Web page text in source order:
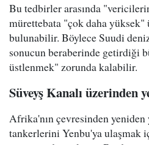
Bu tedbirler arasında
mürettebata "çok daha yüksek"
bulunabilir. Böylece Suudi
sonucun beraberinde getirdiği
üstlenmek" zorunda kalabilir.
Süveyş Kanalı üzerinden
Afrika'nın çevresinden
tankerlerini Yenbu'ya ulaşmak